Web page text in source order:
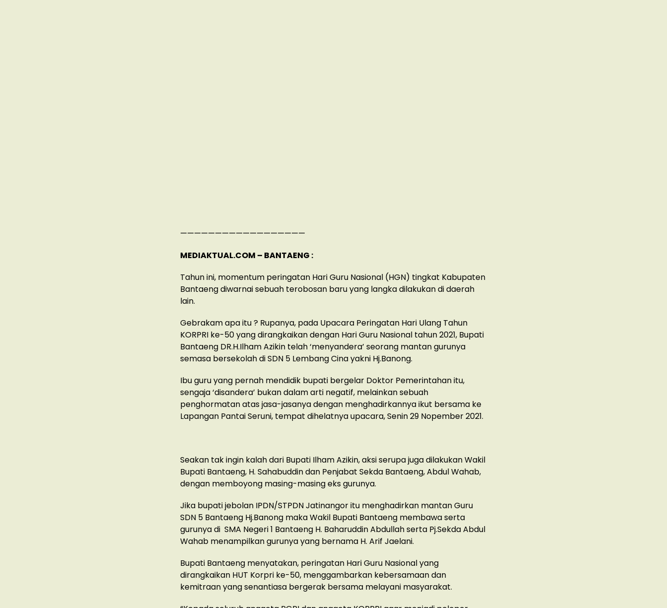
——————————————————
MEDIAKTUAL.COM – BANTAENG :
Tahun ini, momentum peringatan Hari Guru Nasional (HGN) tingkat Kabupaten
Bantaeng diwarnai sebuah terobosan baru yang langka dilakukan di daerah
lain.
Gebrakam apa itu ? Rupanya, pada Upacara Peringatan Hari Ulang Tahun
KORPRI ke-50 yang dirangkaikan dengan Hari Guru Nasional tahun 2021, Bupati
Bantaeng DR.H.Ilham Azikin telah ‘menyandera’ seorang mantan gurunya
semasa bersekolah di SDN 5 Lembang Cina yakni Hj.Banong.
Ibu guru yang pernah mendidik bupati bergelar Doktor Pemerintahan itu,
sengaja ‘disandera’ bukan dalam arti negatif, melainkan sebuah
penghormatan atas jasa-jasanya dengan menghadirkannya ikut bersama ke
Lapangan Pantai Seruni, tempat dihelatnya upacara, Senin 29 Nopember 2021.
Seakan tak ingin kalah dari Bupati Ilham Azikin, aksi serupa juga dilakukan Wakil
Bupati Bantaeng, H. Sahabuddin dan Penjabat Sekda Bantaeng, Abdul Wahab,
dengan memboyong masing-masing eks gurunya.
Jika bupati jebolan IPDN/STPDN Jatinangor itu menghadirkan mantan Guru
SDN 5 Bantaeng Hj.Banong maka Wakil Bupati Bantaeng membawa serta
gurunya di SMA Negeri 1 Bantaeng H. Baharuddin Abdullah serta Pj.Sekda Abdul
Wahab menampilkan gurunya yang bernama H. Arif Jaelani.
Bupati Bantaeng menyatakan, peringatan Hari Guru Nasional yang
dirangkaikan HUT Korpri ke-50, menggambarkan kebersamaan dan
kemitraan yang senantiasa bergerak bersama melayani masyarakat.